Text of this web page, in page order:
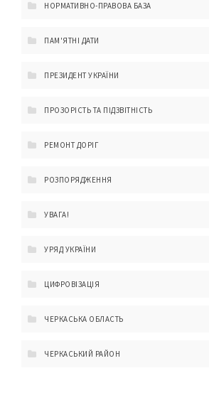
НОРМАТИВНО-ПРАВОВА БАЗА
ПАМ'ЯТНІ ДАТИ
ПРЕЗИДЕНТ УКРАЇНИ
ПРОЗОРІСТЬ ТА ПІДЗВІТНІСТЬ
РЕМОНТ ДОРІГ
РОЗПОРЯДЖЕННЯ
УВАГА!
УРЯД УКРАЇНИ
ЦИФРОВІЗАЦІЯ
ЧЕРКАСЬКА ОБЛАСТЬ
ЧЕРКАСЬКИЙ РАЙОН